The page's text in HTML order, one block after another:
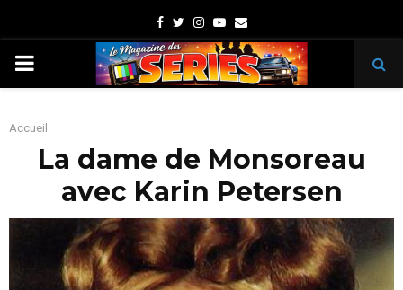
Facebook
TwitterInstagram
Youtube
Email
PRIMARY
Accueil
La dame de Monsoreau
avec Karin Petersen